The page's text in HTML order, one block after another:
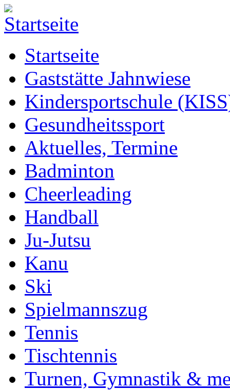
Startseite
Gaststätte Jahnwiese
Kindersportschule
Gesundheitssport
Aktuelles, Termine
Badminton
Cheerleading
Handball
Ju-Jutsu
Kanu
Ski
Spielmannszug
Tennis
Tischtennis
Turnen, Gymnastik &